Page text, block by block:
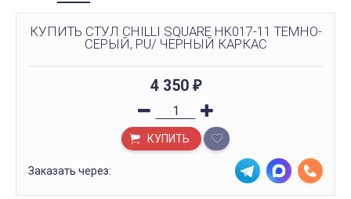
КУПИТЬ СТУЛ CHILLI SQUARE HK017-11 ТЕМНО-
СЕРЫЙ, PU/ ЧЕРНЫЙ КАРКАС
4 350 ₽
КУПИТЬ
Заказать через: